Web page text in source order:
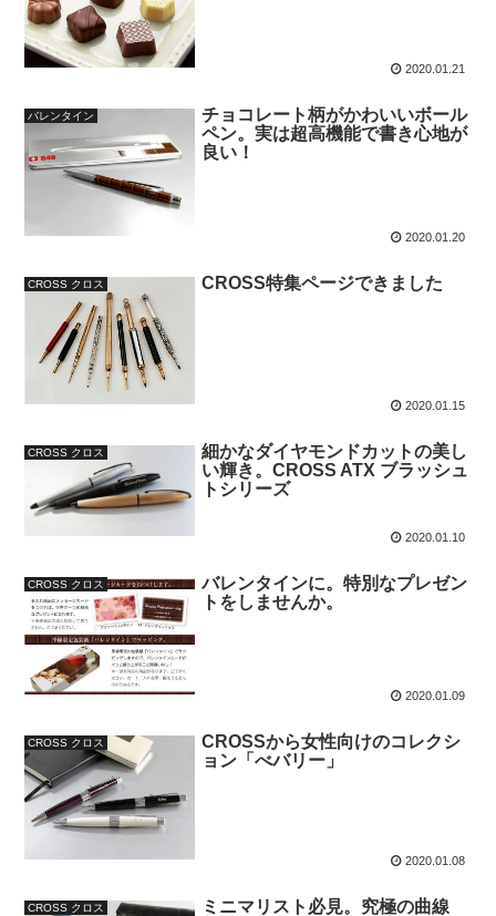
2020.01.21
バレンタイン
チョコレート柄がかわいいボール
ペン。実は超高機能で書き心地が
良い！
2020.01.20
CROSS クロス CROSS特集ページできました
2020.01.15
CROSS クロス
細かなダイヤモンドカットの美し
い輝き。CROSS ATX ブラッシュ
トシリーズ
2020.01.10
CROSS クロス
バレンタインに。特別なプレゼン
トをしませんか。
2020.01.09
CROSS クロス
CROSSから女性向けのコレクシ
ョン「べバリー」
2020.01.08
CROSS クロス ミニマリスト必見。究極の曲線